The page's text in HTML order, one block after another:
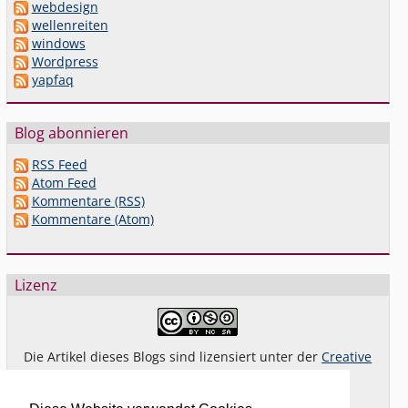
webdesign
wellenreiten
windows
Wordpress
yapfaq
Blog abonnieren
RSS Feed
Atom Feed
Kommentare (RSS)
Kommentare (Atom)
Lizenz
Die Artikel dieses Blogs sind lizensiert unter derCreative